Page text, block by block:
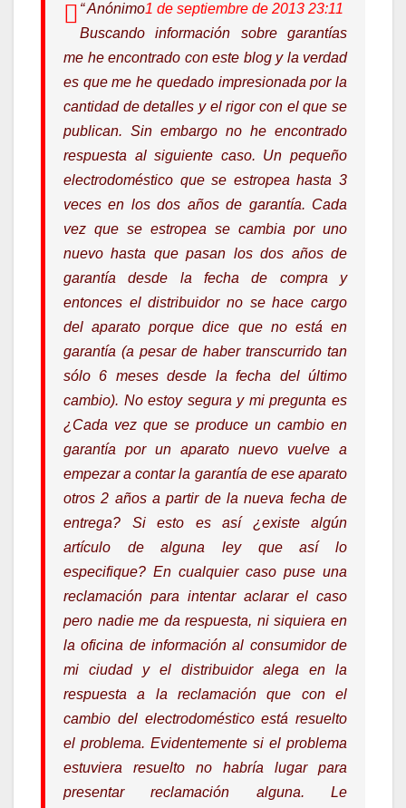
“ Anónimo1 de septiembre de 2013 23:11
Buscando información sobre garantías
me he encontrado con este blog y la verdad
es que me he quedado impresionada por la
cantidad de detalles y el rigor con el que se
publican. Sin embargo no he encontrado
respuesta al siguiente caso. Un pequeño
electrodoméstico que se estropea hasta 3
veces en los dos años de garantía. Cada
vez que se estropea se cambia por uno
nuevo hasta que pasan los dos años de
garantía desde la fecha de compra y
entonces el distribuidor no se hace cargo
del aparato porque dice que no está en
garantía (a pesar de haber transcurrido tan
sólo 6 meses desde la fecha del último
cambio). No estoy segura y mi pregunta es
¿Cada vez que se produce un cambio en
garantía por un aparato nuevo vuelve a
empezar a contar la garantía de ese aparato
otros 2 años a partir de la nueva fecha de
entrega? Si esto es así ¿existe algún
artículo de alguna ley que así lo
especifique? En cualquier caso puse una
reclamación para intentar aclarar el caso
pero nadie me da respuesta, ni siquiera en
la oficina de información al consumidor de
mi ciudad y el distribuidor alega en la
respuesta a la reclamación que con el
cambio del electrodoméstico está resuelto
el problema. Evidentemente si el problema
estuviera resuelto no habría lugar para
presentar reclamación alguna. Le